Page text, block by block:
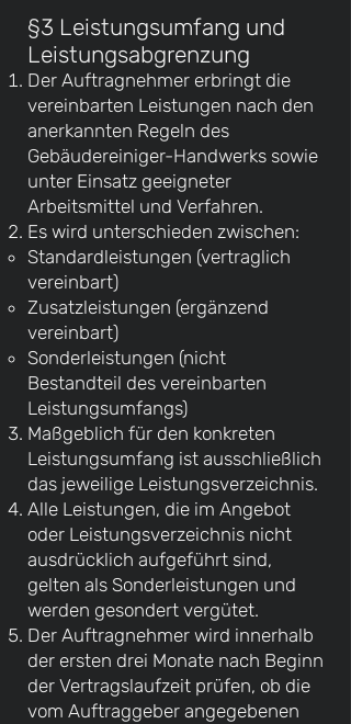
§3 Leistungsumfang und
Leistungsabgrenzung
Der Auftragnehmer erbringt die
vereinbarten Leistungen nach den
anerkannten Regeln des
Gebäudereiniger-Handwerks sowie
unter Einsatz geeigneter
Arbeitsmittel und Verfahren.
Es wird unterschieden zwischen:
Standardleistungen (vertraglich
vereinbart)
Zusatzleistungen (ergänzend
vereinbart)
Sonderleistungen (nicht
Bestandteil des vereinbarten
Leistungsumfangs)
Maßgeblich für den konkreten
Leistungsumfang ist ausschließlich
das jeweilige Leistungsverzeichnis.
Alle Leistungen, die im Angebot
oder Leistungsverzeichnis nicht
ausdrücklich aufgeführt sind,
gelten als Sonderleistungen und
werden gesondert vergütet.
Der Auftragnehmer wird innerhalb
der ersten drei Monate nach Beginn
der Vertragslaufzeit prüfen, ob die
vom Auftraggeber angegebenen